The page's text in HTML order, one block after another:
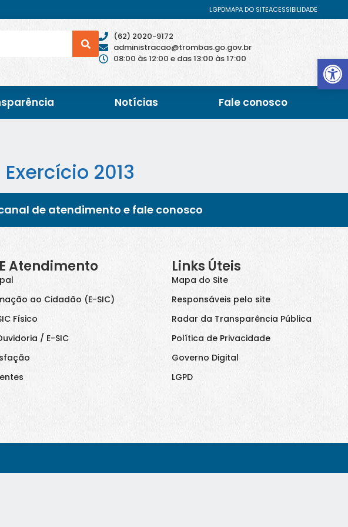
LGPDMAPA DO SITEACESSIBILIDADE
(62) 2020-9172
administracao@trombas.go.gov.br
08:00 às 12:00 e das 13:00 às 17:00
Notícias Fale conosco
2013
de atendimento e fale conosco
Atendimento
ao Cidadão (E-SIC)
Físico
/ E-SIC
Links Úteis
Mapa do Site
Responsáveis pelo site
Radar da Transparência Pública
Política de Privacidade
Governo Digital
LGPD
Abrir